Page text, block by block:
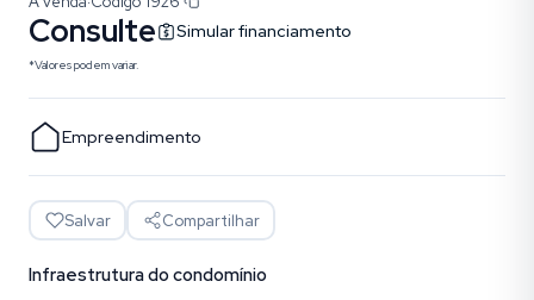
Consulte Simular financiamento
*Valores podem variar.
Empreendimento
Salvar Compartilhar
Infraestrutura do condomínio